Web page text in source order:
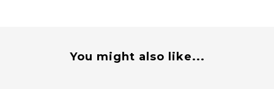
You might also like...